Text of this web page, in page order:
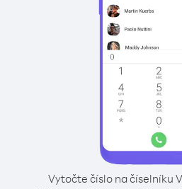
Vytočte číslo na číselníku